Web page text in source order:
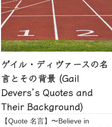
ゲイル・ディヴァースの名
言とその背景 (Gail
Devers’s Quotes and
Their Background)
【Quote 名言】〜Believe in